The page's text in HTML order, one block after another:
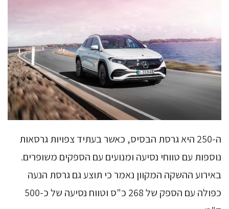
ה-250 היא גרסת הבסיס, כאשר בעתיד צפויות גרסאות
נוספות עם טווחי נסיעה ומנועים עם הספקים משופרים.
באירוע ההשקה המקוון נאמר כי תוצע גם גרסת הנעה
כפולה עם הספק של 268 כ"ס וטווח נסיעה של כ-500